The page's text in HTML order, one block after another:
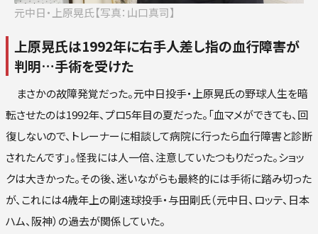
元中日・上原晃氏【写真：山口真司】
上原晃氏は1992年に右手人差し指の血行障害が
判明…手術を受けた
まさかの故障発覚だった。元中日投手・上原晃氏の野球人生を暗
転させたのは1992年、プロ5年目の夏だった。「血マメができても、回
復しないので、トレーナーに相談して病院に行ったら血行障害と診断
されたんです」。怪我には人一倍、注意していたつもりだった。ショッ
クは大きかった。その後、迷いながらも最終的には手術に踏み切った
が、これには4歳年上の剛速球投手・与田剛氏（元中日、ロッテ、日本
ハム、阪神）の過去が関係していた。